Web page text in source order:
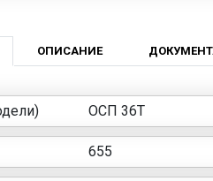
ОПИСАНИЕ
ОСП 36Т
655